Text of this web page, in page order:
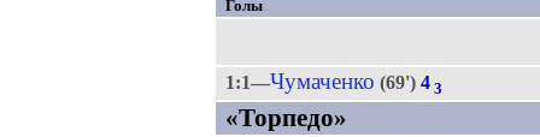
Голы
1:1—Чумаченко (69') 4 3
«Торпедо»